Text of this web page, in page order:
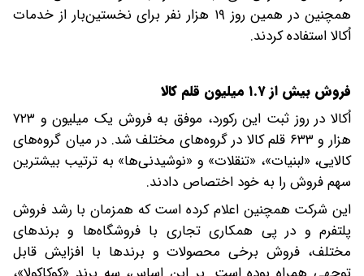
همچنین در همین روز ۱۹ هزار نفر برای نخستین‌بار از خدمات
اُکالا استفاده کردند.
فروش بیش از ۱.۷ میلیون قلم کالا
اُکالا در روز ثبت این رکورد، موفق به فروش یک میلیون و ۷۲۳
هزار و ۶۳۳ قلم کالا در گروه‌های مختلف شد. در میان گروه‌های
کالایی، «لبنیات»، «تنقلات» و «نوشیدنی‌ها» به ترتیب بیشترین
سهم فروش را به خود اختصاص دادند.
این شرکت همچنین اعلام کرده است که همزمان با رشد فروش
پلتفرم و در پی همکاری تجاری با فروشگاه‌ها و برندهای
مختلف، فروش برخی محصولات و برندها با افزایش قابل